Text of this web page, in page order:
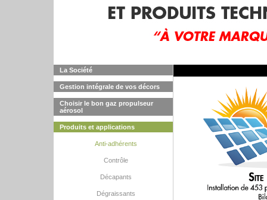
La Société
Gestion intégrale de vos décors
Choisir le bon gaz propulseur
aérosol
Produits et applications
Anti-adhérents
Contrôle
Décapants
Dégraissants